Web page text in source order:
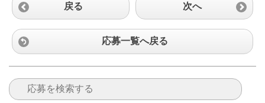
戻る 次へ
応募一覧へ戻る